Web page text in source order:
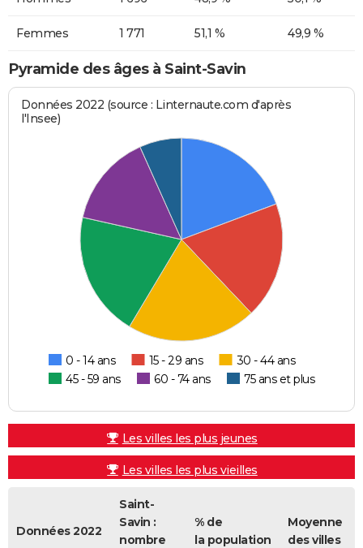
Femmes 1 771 51,1 % 49,9 %
Pyramide des âges à Saint-Savin
Données 2022 (source : Linternaute.com d'après
l'Insee)
0 - 14 ans 15 - 29 ans
30 - 44 ans
45 - 59 ans
60 - 74 ans 75 ans et plus
Les villes les plus jeunes
Les villes les plus vieilles
Données 2022
Saint-
Savin :
nombre
% de
la population
Moyenne
des villes